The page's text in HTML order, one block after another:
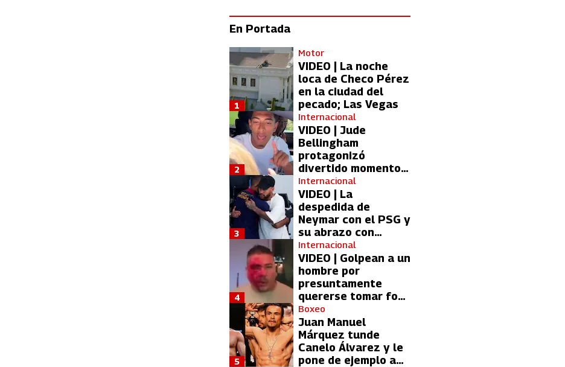
En Portada
Motor
VIDEO | La noche
loca de Checo Pérez
en la ciudad del
pecado; Las Vegas
1
Internacional
VIDEO | Jude
Bellingham
protagonizó
divertido momento
con aficionada del
Real Madrid
2
Internacional
VIDEO | La
despedida de
Neymar con el PSG y
su abrazo con
Kylian Mbappé
3
Internacional
VIDEO | Golpean a un
hombre por
presuntamente
quererse tomar foto
con Lionel Messi
4
Boxeo
Juan Manuel
Márquez tunde
Canelo Álvarez y le
pone de ejemplo a
5